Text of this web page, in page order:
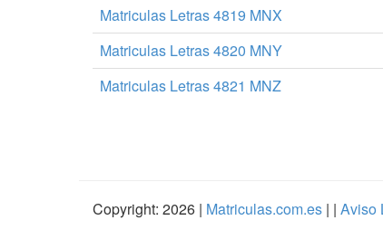
Matriculas Letras 4819 MNX
Matriculas Letras 4820 MNY
Matriculas Letras 4821 MNZ
Copyright: 2026 | Matriculas.com.es | | Aviso